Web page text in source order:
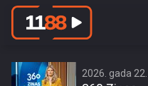
Zelenskis
2026. gada